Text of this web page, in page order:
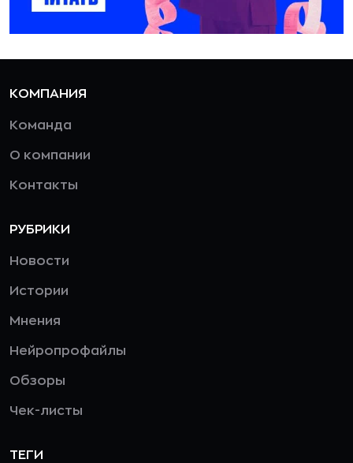
КОМПАНИЯ
Команда
О компании
Контакты
РУБРИКИ
Новости
Истории
Мнения
Нейропрофайлы
Обзоры
Чек-листы
ТЕГИ